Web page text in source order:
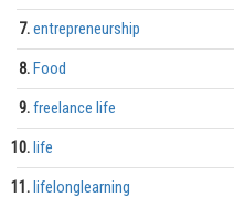
entrepreneurship
Food
freelance life
life
lifelonglearning